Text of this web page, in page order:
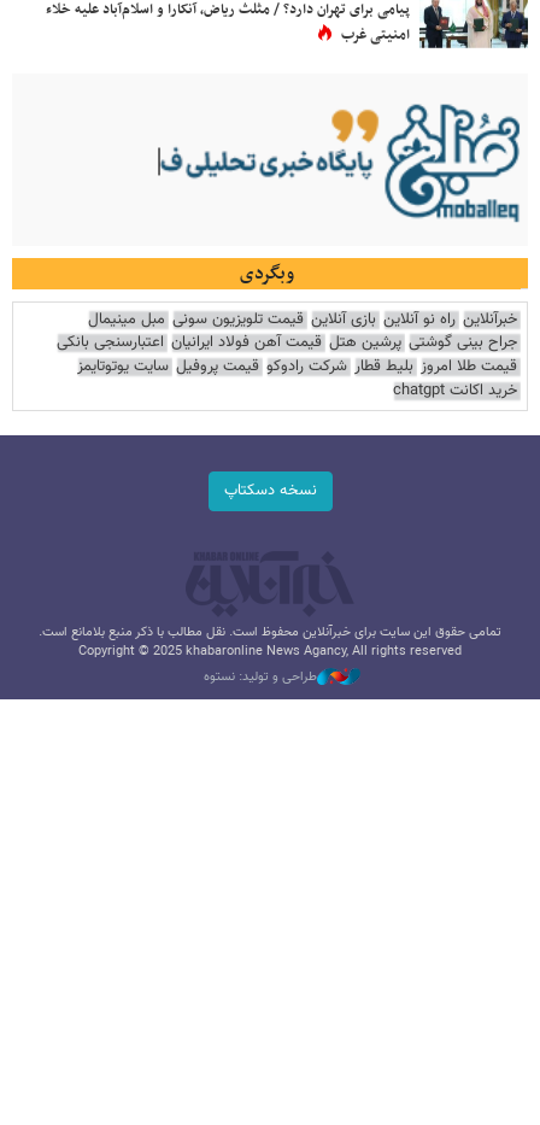
پیامی برای تهران دارد؟ / مثلث ریاض، آنکارا و اسلام‌آباد علیه خلاء
امنیتی غرب
وبگردی
خبرآنلاین راه نو آنلاین بازی آنلاین قیمت تلویزیون سونی مبل مینیمال
جراح بینی گوشتی پرشین هتل قیمت آهن فولاد ایرانیان اعتبارسنجی بانکی
قیمت طلا امروز بلیط قطار شرکت رادوکو قیمت پروفیل سایت یوتوتایمز
خرید اکانت chatgpt
نسخه دسکتاپ
تمامی حقوق این سایت برای خبرآنلاین محفوظ است. نقل مطالب با ذکر منبع بلامانع است.
Copyright © 2025 khabaronline News Agancy, All rights reserved
طراحی و تولید: نستوه